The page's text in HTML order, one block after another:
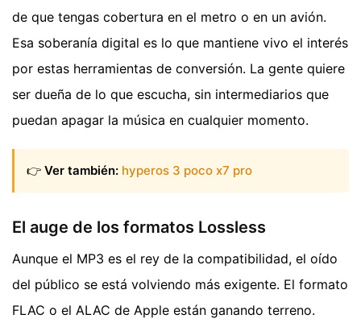
de que tengas cobertura en el metro o en un avión.
Esa soberanía digital es lo que mantiene vivo el interés
por estas herramientas de conversión. La gente quiere
ser dueña de lo que escucha, sin intermediarios que
puedan apagar la música en cualquier momento.
👉 Ver también: hyperos 3 poco x7 pro
El auge de los formatos Lossless
Aunque el MP3 es el rey de la compatibilidad, el oído
del público se está volviendo más exigente. El formato
FLAC o el ALAC de Apple están ganando terreno.